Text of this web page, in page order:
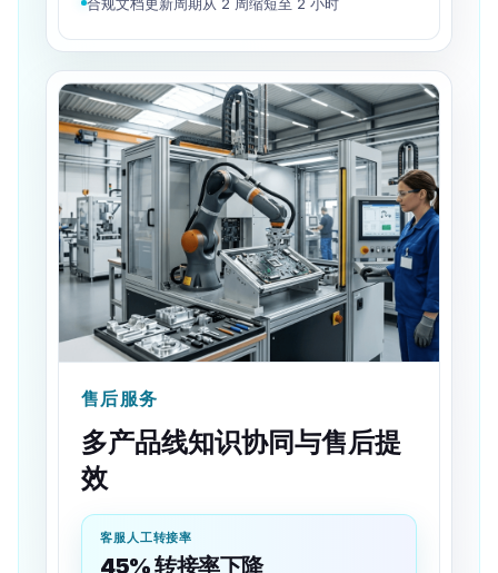
合规文档更新周期从 2 周缩短至 2 小时
售后服务
多产品线知识协同与售后提
效
客服人工转接率